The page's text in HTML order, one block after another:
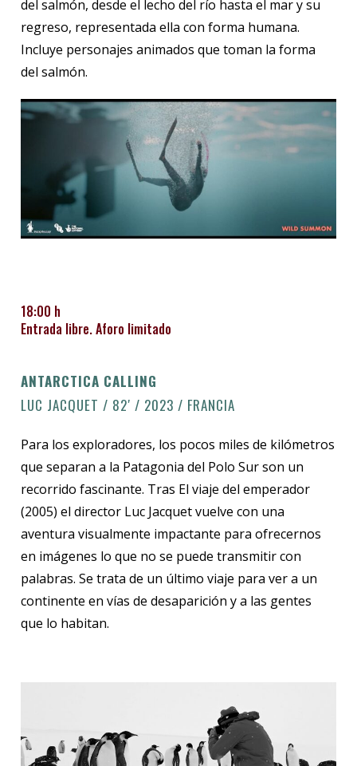
del salmón, desde el lecho del río hasta el mar y su
regreso, representada ella con forma humana.
Incluye personajes animados que toman la forma
del salmón.
18:00 h
Entrada libre. Aforo limitado
ANTARCTICA CALLING
LUC JACQUET / 82′ / 2023 / FRANCIA
Para los exploradores, los pocos miles de kilómetros
que separan a la Patagonia del Polo Sur son un
recorrido fascinante. Tras El viaje del emperador
(2005) el director Luc Jacquet vuelve con una
aventura visualmente impactante para ofrecernos
en imágenes lo que no se puede transmitir con
palabras. Se trata de un último viaje para ver a un
continente en vías de desaparición y a las gentes
que lo habitan.